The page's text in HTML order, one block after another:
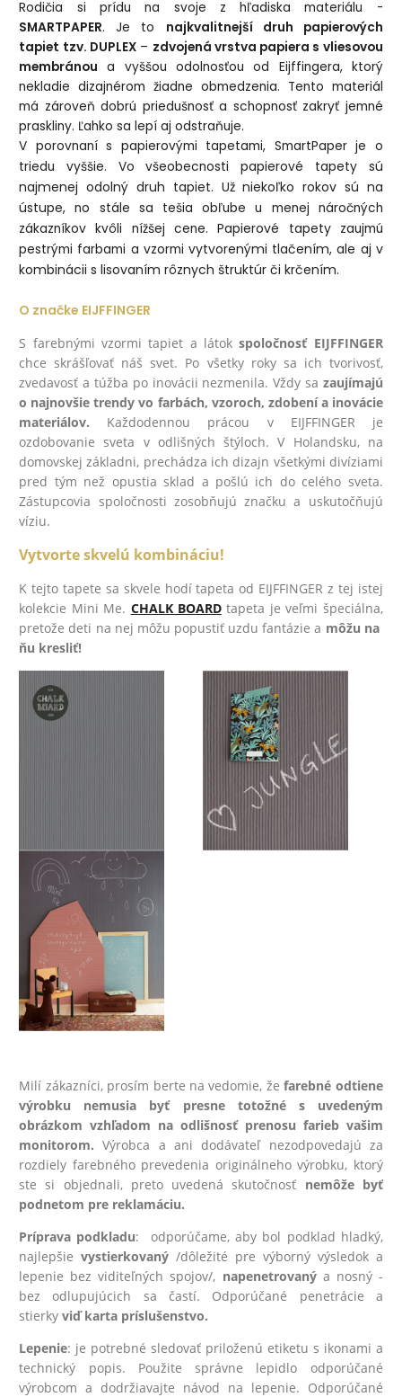
Rodičia si prídu na svoje z hľadiska materiálu -
SMARTPAPER. Je to najkvalitnejší druh papierových
tapiet tzv. DUPLEX– zdvojená vrstva papiera s vliesovou
membránou a vyššou odolnosťou od Eijffingera, ktorý
nekladie dizajnérom žiadne obmedzenia. Tento materiál
má zároveň dobrú priedušnosť a schopnosť zakryť jemné
praskliny. Ľahko sa lepí aj odstraňuje.
V porovnaní s papierovými tapetami, SmartPaper je o
triedu vyššie. Vo všeobecnosti papierové tapety sú
najmenej odolný druh tapiet. Už niekoľko rokov sú na
ústupe,no stále sa tešia obľube u menej náročných
zákazníkov kvôli nížšej cene. Papierové tapetyzaujmú
pestrými farbami a vzormi vytvorenými tlačením, ale aj v
kombinácii s lisovaním rôznych štruktúr či krčením.
O značke EIJFFINGER
S farebnými vzormi tapiet a látok spoločnosť EIJFFINGER
chce skrášľovať náš svet. Po všetky roky sa ich tvorivosť,
zvedavosť a túžba po inovácii nezmenila. Vždy sa zaujímajú
o najnovšie trendy vo farbách, vzoroch, zdobení a inovácie
materiálov. Každodennou prácou v EIJFFINGER je
ozdobovanie sveta v odlišných štýloch. V Holandsku, na
domovskej základni, prechádza ich dizajn všetkými divíziami
pred tým než opustia sklad a pošlú ich do celého sveta.
Zástupcovia spoločnosti zosobňujú značku a uskutočňujú
víziu.
Vytvorte skvelú kombináciu!
K tejto tapete sa skvele hodí tapeta od EIJFFINGER z tej istej
kolekcie Mini Me. CHALK BOARD tapeta je veľmi špeciálna,
pretože deti na nej môžu popustiť uzdu fantázie a môžu na
ňu kresliť!
Milí zákazníci, prosím berte na vedomie, žefarebné odtiene
výrobku nemusia byť presne totožné s uvedeným
obrázkom vzhľadom na odlišnosť prenosu farieb vašim
monitorom.Výrobca a ani dodávateľ nezodpovedajú za
rozdiely farebného prevedenia originálneho výrobku, ktorý
ste si objednali, preto uvedená skutočnosť nemôže byť
podnetom pre reklamáciu.
Príprava podkladu: odporúčame, aby bol podklad hladký,
najlepšievystierkovaný /dôležité pre výborný výsledok a
lepenie bez viditeľných spojov/, napenetrovanýa nosný -
bez odlupujúcich sa častí. Odporúčané penetrácie a
stierkyviď karta príslušenstvo.
Lepenie: je potrebné sledovať priloženú etiketu s ikonami a
technický popis. Použite správne lepidlo odporúčané
výrobcom a dodržiavajte návod na lepenie. Odporúčané